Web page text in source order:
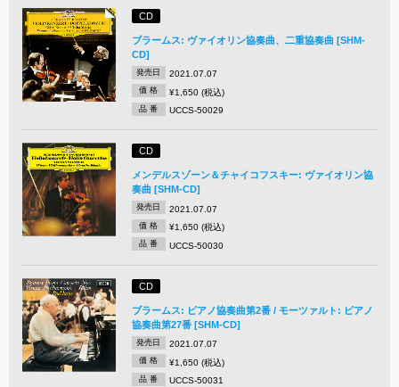
CD
ブラームス: ヴァイオリン協奏曲、二重協奏曲 [SHM-
CD]
発売日 2021.07.07
価 格 ¥1,650 (税込)
品 番 UCCS-50029
CD
メンデルスゾーン＆チャイコフスキー: ヴァイオリン協
奏曲 [SHM-CD]
発売日 2021.07.07
価 格 ¥1,650 (税込)
品 番 UCCS-50030
CD
ブラームス: ピアノ協奏曲第2番 / モーツァルト: ピアノ
協奏曲第27番 [SHM-CD]
発売日 2021.07.07
価 格 ¥1,650 (税込)
品 番 UCCS-50031